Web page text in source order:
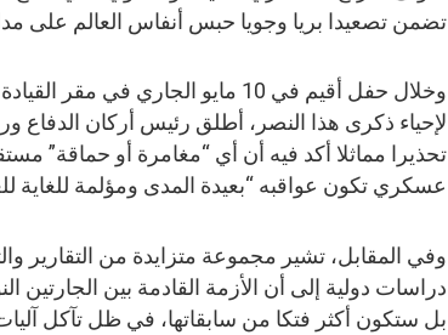
تضمن تصعيدا بريا وجويا حبس أنفاس العالم على
وخلال حفل أقيم في 10 مايو الجاري
لإحياء ذكرى هذا النصر، أطلق رئيس أركان الدفاع
تحذيرا مماثلا أكد فيه أن أي “مغامرة أو حماقة”
عسكري تكون عواقبه “بعيدة المدى ومؤلمة للغاية
وفي المقابل، تشير مجموعة متزايدة من التقارير
دراسات دولية إلى أن الأزمة القادمة بين
بل ستكون أكثر فتكا من سابقاتها، في ظل تآكل